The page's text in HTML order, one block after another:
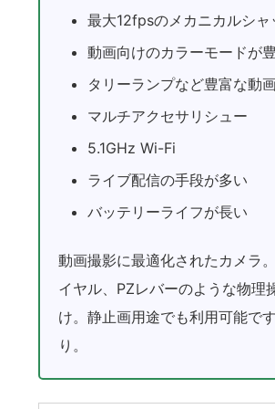
最大12fpsのメカニカルシ
動画向けのカラーモードが
タリーランプなど豊富な動
マルチアクセサリシュー
5.1GHz Wi-Fi
ライブ配信の手段が多い
バッテリーライフが長い
動画撮影に最適化されたカメラ
イヤル、PZレバーのような物理
け。静止画用途でも利用可能で
り。